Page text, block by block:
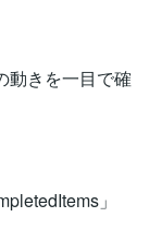
動きを一目で確
」